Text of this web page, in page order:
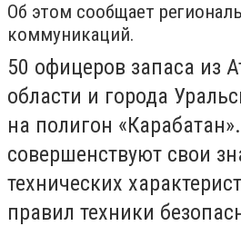
Об этом сообщает
коммуникаций.
50 офицеров запаса из
области и города
на полигон
совершенствуют свои
технических
правил техники